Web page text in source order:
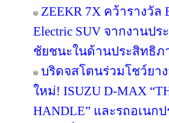
ZEEKR 7X คว้ารางวัล
Electric SUV จากงานป
ชัยชนะในด้านประสิทธิภ
บริดจสโตนร่วมโชว์ยา
ใหม่! ISUZU D-MAX
HANDLE” และรถอเนก